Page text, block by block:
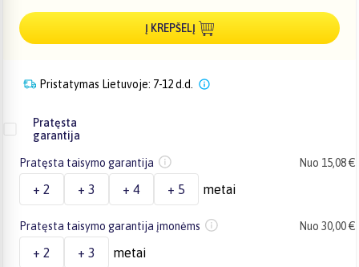
Į KREPŠELĮ
Pristatymas Lietuvoje: 7-12 d.d.
Pratęsta
garantija
Pratęsta taisymo garantija Nuo 15,08 €
+ 2 + 3 + 4 + 5 metai
Pratęsta taisymo garantija įmonėms Nuo 30,00 €
+ 2 + 3 metai